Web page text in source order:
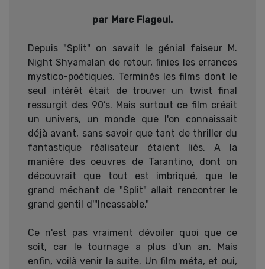
par Marc Flageul.
Depuis "Split" on savait le génial faiseur M.
Night Shyamalan de retour, finies les errances
mystico-poétiques, Terminés les films dont le
seul intérêt était de trouver un twist final
ressurgit des 90’s. Mais surtout ce film créait
un univers, un monde que l'on connaissait
déjà avant, sans savoir que tant de thriller du
fantastique réalisateur étaient liés. A la
manière des oeuvres de Tarantino, dont on
découvrait que tout est imbriqué, que le
grand méchant de "Split" allait rencontrer le
grand gentil d'"Incassable."
Ce n'est pas vraiment dévoiler quoi que ce
soit, car le tournage a plus d'un an. Mais
enfin, voilà venir la suite. Un film méta, et oui,